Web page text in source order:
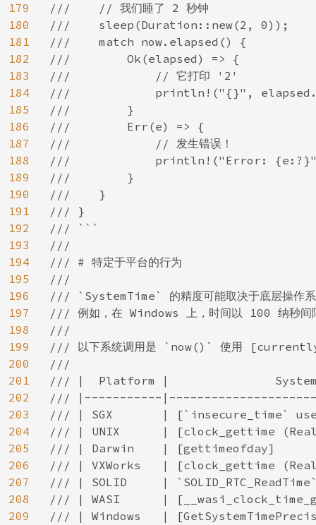
179
180
181
182
183
184
185
186
187
188
189
190
191
192
193
194
195
196
197
198
199
200
201
202
203
204
205
206
207
208
209
///    // 我们睡了 2 秒钟
///    sleep(Duration::new(2, 0));
///    match now.elapsed() {
///        Ok(elapsed) => {
///            // 它打印 '2'
///            println!("{}",
///        }
///        Err(e) => {
///            // 发生错误！
///            println!("Error:
///        }
///    }
/// }
/// ```
///
/// # 特定于平台的行为
///
/// `SystemTime` 的精度可能取决于底层操作系
/// 例如，在 Windows 上，时间以 100 纳秒间
///
/// 以下系统调用是 `now()` 使用
///
/// |  Platform |
/// |-----------
/// | SGX       | [`insecure_time`
/// | UNIX      | [clock_gettime
/// | Darwin    |
/// | VXWorks   |
/// | SOLID     |
/// | WASI      |
/// | Windows   |